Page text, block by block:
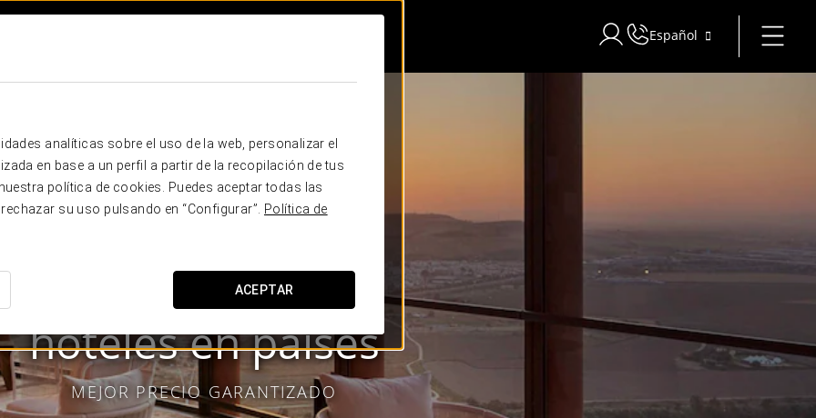
analíticas sobre el uso de la web, personalizar el
en base a un perfil a partir de la recopilación de tus
política de cookies. Puedes aceptar todas las
su uso pulsando en “Configurar”.
Política de
ACEPTAR
Iniciar sesión en Star Traveler o
Español
Eurostars Hotel Company
hoteles enpaíses
MEJOR PRECIO GARANTIZADO